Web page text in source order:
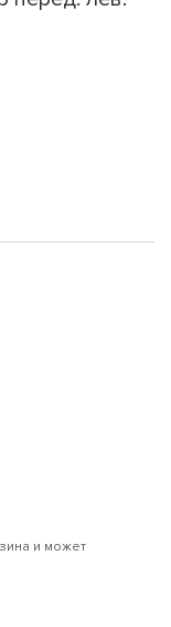
и может